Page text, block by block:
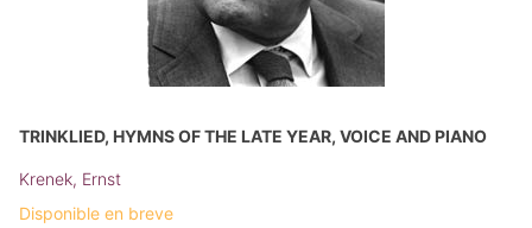
TRINKLIED, HYMNS OF THE LATE YEAR, VOICE AND PIANO
Krenek, Ernst
Disponible en breve